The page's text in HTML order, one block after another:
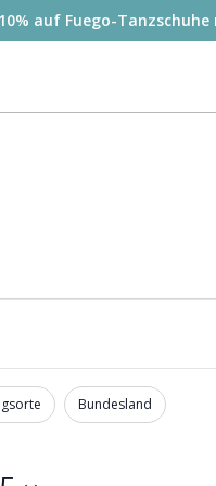
auf Fuego-Tanzschuhe
Bundesland